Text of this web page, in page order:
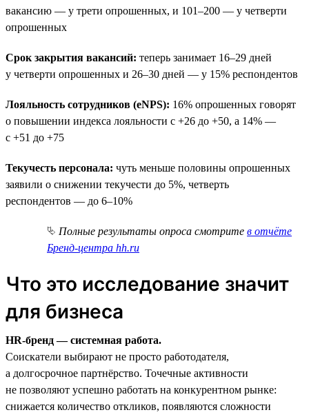
вакансию — у трети опрошенных, и 101–200 — у четверти
опрошенных
Срок закрытия вакансий: теперь занимает 16–29 дней
у четверти опрошенных и 26–30 дней — у 15% респондентов
Лояльность сотрудников (eNPS): 16% опрошенных говорят
о повышении индекса лояльности с +26 до +50, а 14% —
с +51 до +75
Текучесть персонала: чуть меньше половины опрошенных
заявили о снижении текучести до 5%, четверть
респондентов — до 6–10%
⮱ Полные результаты опроса смотрите в отчёте
Бренд-центра hh.ru
Что это исследование значит
для бизнеса
HR-бренд — системная работа.
Соискатели выбирают не просто работодателя,
а долгосрочное партнёрство. Точечные активности
не позволяют успешно работать на конкурентном рынке:
снижается количество откликов, появляются сложности